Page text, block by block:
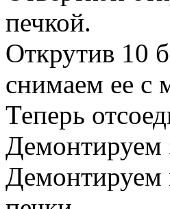
печкой.
Открутив 10
снимаем ее с
Теперь
Демонтируем
Демонтируем